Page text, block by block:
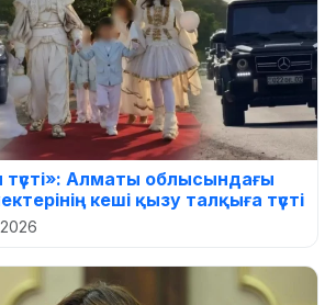
Алматы облысындағы
кеші қызу талқыға түсті